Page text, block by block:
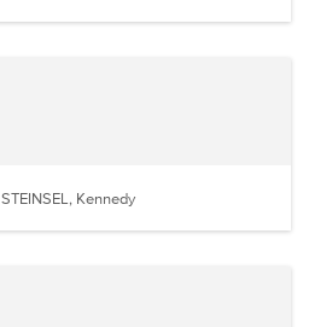
STEINSEL, Kennedy